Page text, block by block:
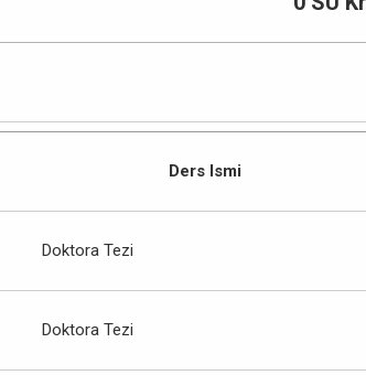
Ders Ismi
Doktora Tezi
Doktora Tezi